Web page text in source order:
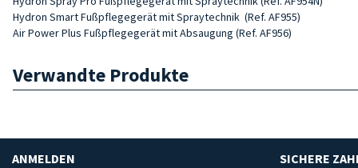
Hydron Smart Fußpflegegerät mit Spraytechnik (Ref. AF955)
Air Power Plus Fußpflegegerät mit Absaugung (Ref. AF956)
Verwandte Produkte
ANMELDEN SICHERE